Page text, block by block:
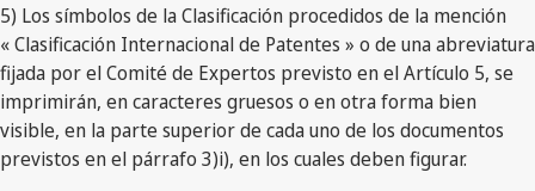
5) Los símbolos de la Clasificación procedidos de la mención
« Clasificación Internacional de Patentes » o de una abreviatura
fijada por el Comité de Expertos previsto en el Artículo 5, se
imprimirán, en caracteres gruesos o en otra forma bien
visible, en la parte superior de cada uno de los documentos
previstos en el párrafo 3)i), en los cuales deben figurar.